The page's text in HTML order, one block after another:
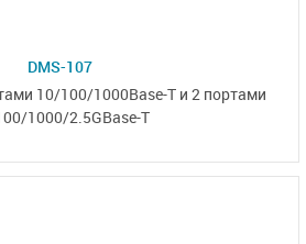
DMS-107
10/100/1000Base-Tи 2 портами
1000/2.5GBase-T